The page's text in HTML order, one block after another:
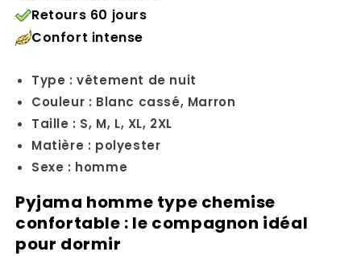
Retours 60 jours
Confort intense
Type : vêtement de nuit
Couleur : Blanc cassé, Marron
Taille : S, M, L, XL, 2XL
Matière : polyester
Sexe : homme
Pyjama homme type chemise
confortable : le compagnon idéal
pour dormir